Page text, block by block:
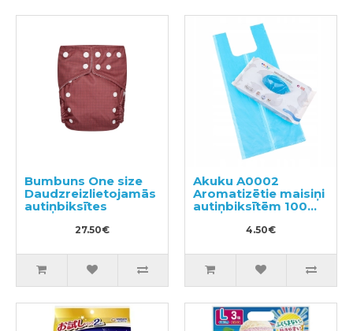
Bumbuns One size
Daudzreizlietojamās
autiņbiksītes
27.50€
Akuku A0002
Aromatizētie maisiņi
autiņbiksītēm 100
gab.
4.50€